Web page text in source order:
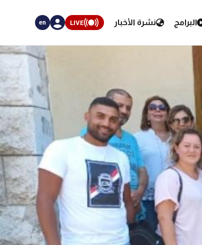
البرامج نشرة الأخبار LIVE
en